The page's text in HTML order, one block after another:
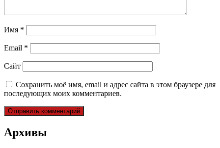
Имя *
Email *
Сайт
Сохранить моё имя, email и адрес сайта в этом браузере для
последующих моих комментариев.
Архивы